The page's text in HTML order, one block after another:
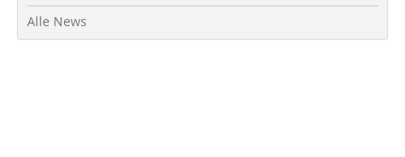
Alle News